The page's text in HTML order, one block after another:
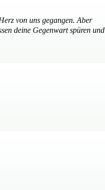
von uns gegangen. Aber
deine Gegenwart spüren und